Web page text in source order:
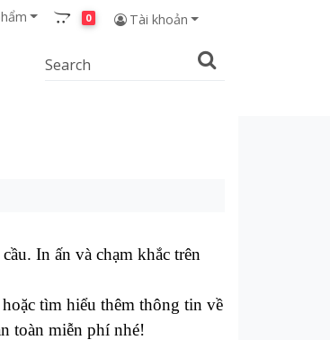
0 Tài khoản
In ấn và chạm khắc trên
tìm hiểu thêm thông tin về
toàn miễn phí nhé!